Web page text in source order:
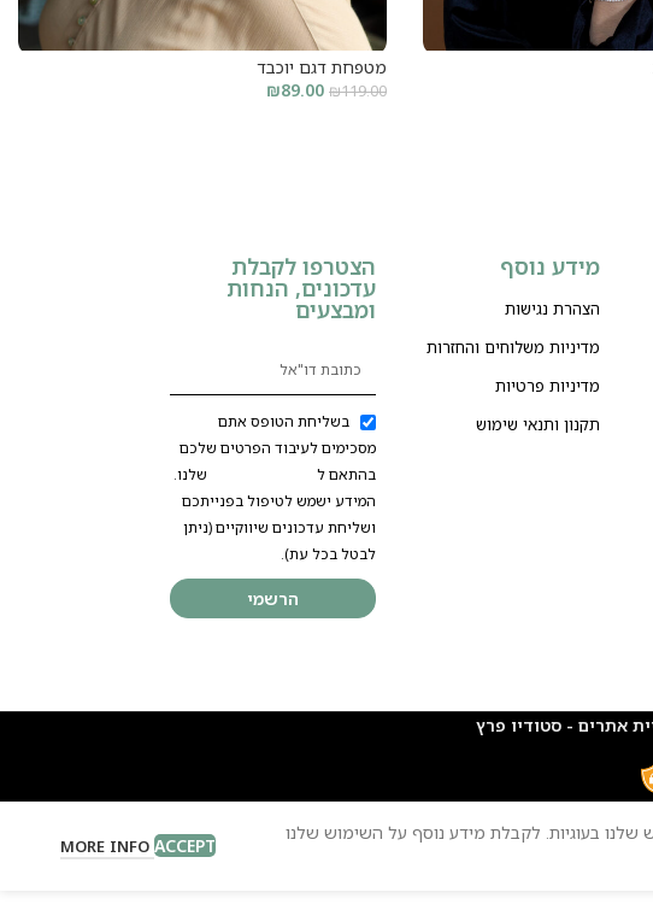
מטפחת דגם יוכבד
₪119.00
₪89.00
מידע נוסף
הצהרת נגישות
מדיניות משלוחים והחזרות
מדיניות פרטיות
תקנון ותנאי שימוש
הצטרפו לקבלת
עדכונים, הנחות
ומבצעים
בשליחת הטופס אתם
מסכימים לעיבוד הפרטים שלכם
בהתאם למדיניות הפרטיות
שלנו.
המידע ישמש לטיפול בפנייתכם
ושליחת עדכונים שיווקיים (ניתן
לבטל בכל עת).
הרשמי
בעוגיות. לקבלת מידע נוסף על השימוש שלנו
MORE INFO ACCEPT